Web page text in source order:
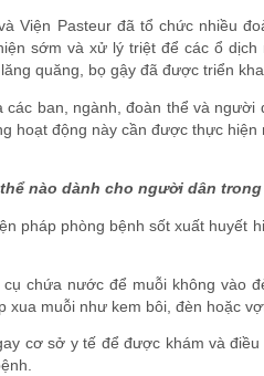
Viện Pasteur đã tổ chức nhiều
sớm và xử lý triệt để các ổ
quăng, bọ gậy đã được triển
ban, ngành, đoàn thể và
hoạt động này cần được thực
nào dành cho người dân
pháp phòng bệnh sốt xuất huyết
chứa nước để muỗi không vào
muỗi như kem bôi, đèn hoặc
cơ sở y tế để được khám và